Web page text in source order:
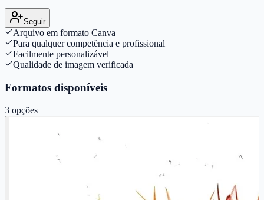
Seguir
Arquivo em formato Canva
Para qualquer competência e profissional
Facilmente personalizável
Qualidade de imagem verificada
Formatos disponíveis
3 opções